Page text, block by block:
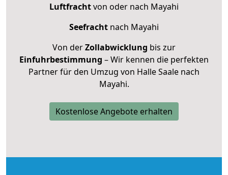
Luftfrachtvon oder nach Mayahi
Seefracht nach Mayahi
Von derZollabwicklung bis zur
Einfuhrbestimmung – Wir kennen die perfekten
Partner für den Umzug von Halle Saale nach
Mayahi.
Kostenlose Angebote erhalten